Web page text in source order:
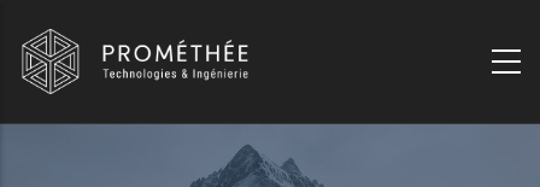
contenu
principal